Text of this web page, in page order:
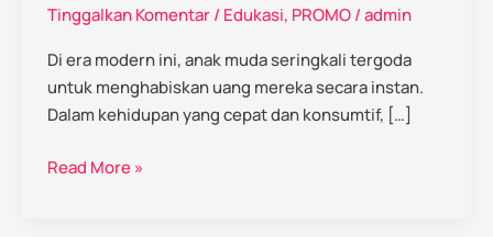
Tinggalkan Komentar / Edukasi, PROMO/admin
Di era modern ini, anak muda seringkali tergoda
untuk menghabiskan uang mereka secara instan.
Dalam kehidupan yang cepat dan konsumtif, […]
Read More »